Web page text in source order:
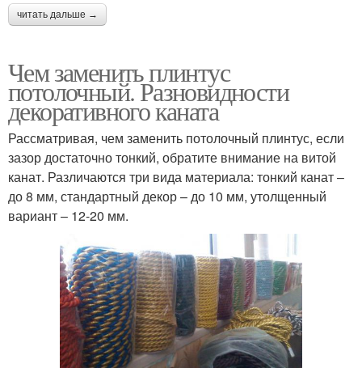
читать дальше →
Чем заменить плинтус
потолочный. Разновидности
декоративного каната
Рассматривая, чем заменить потолочный плинтус, если
зазор достаточно тонкий, обратите внимание на витой
канат. Различаются три вида материала: тонкий канат –
до 8 мм, стандартный декор – до 10 мм, утолщенный
вариант – 12-20 мм.